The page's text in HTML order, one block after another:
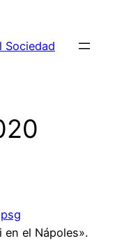
Sociedad
el Nápoles».